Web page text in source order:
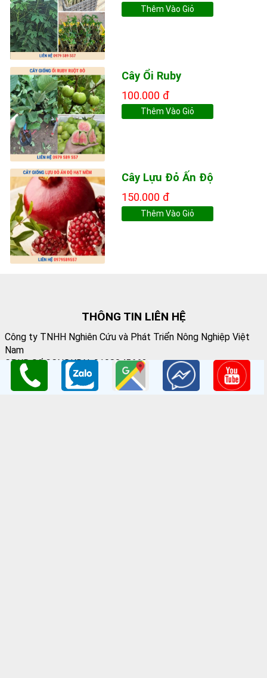
Thêm Vào Giỏ
Cây Ổi Ruby
100.000 đ
Thêm Vào Giỏ
Cây Lựu Đỏ Ấn Độ
150.000 đ
Thêm Vào Giỏ
THÔNG TIN LIÊN HỆ
Công ty TNHH Nghiên Cứu và Phát Triển Nông Nghiệp Việt
Nam
GPKD:Số GCNĐKDN: 0108045662
Cơ sở 1
: Vườn Ươm Nông Nghiệp Việt
HV Nông Nghiệp- Trâu Quỳ- Gia Lâm- Hà Nội